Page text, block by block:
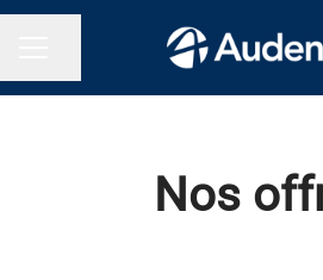
Partager la page
Nos